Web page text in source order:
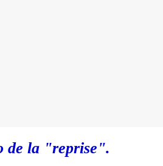
de la "reprise".